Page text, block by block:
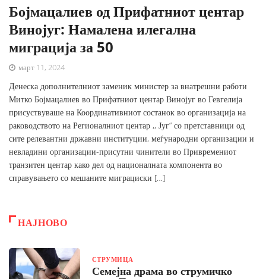
Бојмацалиев од Прифатниот центар
Винојуг: Намалена илегална
миграција за 50
март 11, 2024
Денеска дополнителниот заменик министер за внатрешни работи
Митко Бојмацалиев во Прифатниот центар Винојуг во Гевгелија
присуствуваше на Координативниот состанок во организација на
раководството на Регионалниот центар ,, Југ“ со претставници од
сите релевантни државни институции, меѓународни организации и
невладини организации-присутни чинители во Привремениот
транзитен центар како дел од националната компонента во
справувањето со мешаните миграциски […]
НАЈНОВО
СТРУМИЦА
Семејна драма во струмичко